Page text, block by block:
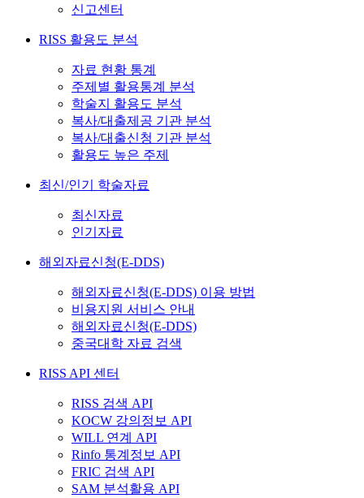
신고센터
RISS 활용도 분석
자료 현황 통계
주제별 활용통계 분석
학술지 활용도 분석
복사/대출제공 기관 분석
복사/대출신청 기관 분석
활용도 높은 주제
최신/인기 학술자료
최신자료
인기자료
해외자료신청(E-DDS)
해외자료신청(E-DDS) 이용 방법
비용지원 서비스 안내
해외자료신청(E-DDS)
중국대학 자료 검색
RISS API 센터
RISS 검색 API
KOCW 강의정보 API
WILL 연계 API
Rinfo 통계정보 API
FRIC 검색 API
SAM 분석활용 API